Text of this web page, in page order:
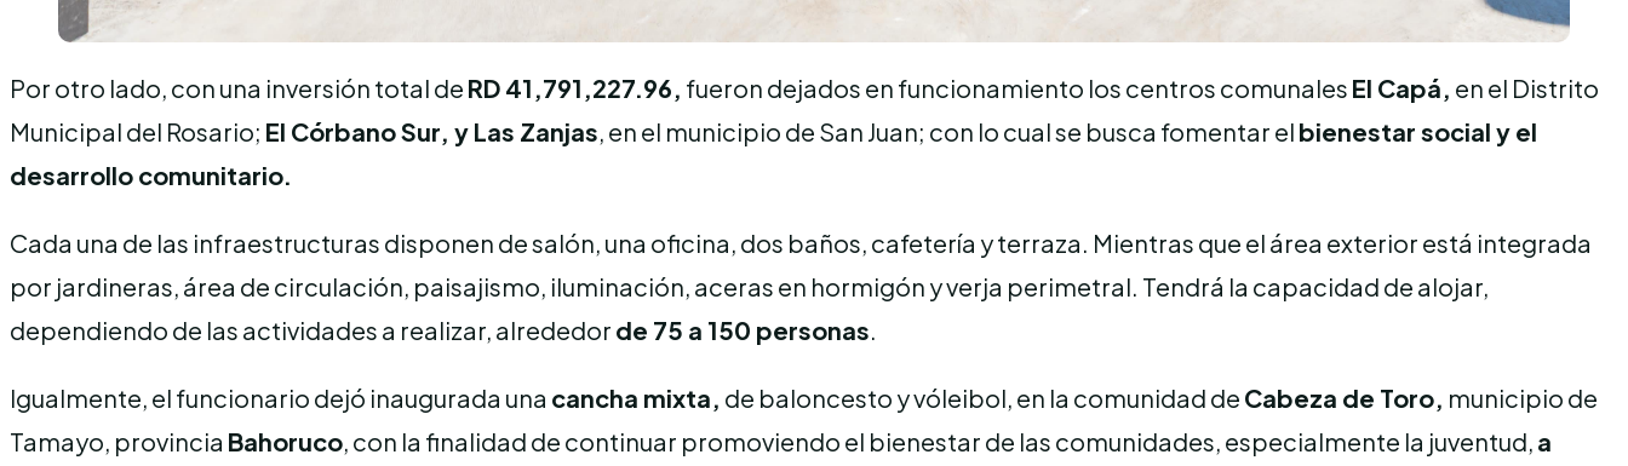
Por otro lado, con una inversión total de RD 41,791,227.96, fueron dejados en funcionamiento los centros comunales El Capá, en el Distrito
Municipal del Rosario; El Córbano Sur, y Las Zanjas, en el municipio de San Juan; con lo cual se busca fomentar el bienestar social y el
desarrollo comunitario.
Cada una de las infraestructuras disponen de salón, una oficina, dos baños, cafetería y terraza. Mientras que el área exterior está integrada
por jardineras, área de circulación, paisajismo, iluminación, aceras en hormigón y verja perimetral. Tendrá la capacidad de alojar,
dependiendo de las actividades a realizar, alrededor de 75 a 150 personas.
Igualmente, el funcionario dejó inaugurada una cancha mixta, de baloncesto y vóleibol, en la comunidad de Cabeza de Toro, municipio de
Tamayo, provincia Bahoruco, con la finalidad de continuar promoviendo el bienestar de las comunidades, especialmente la juventud, a